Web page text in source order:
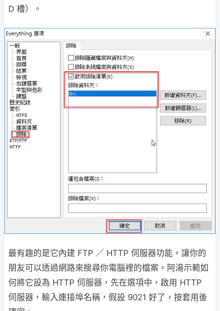
D 槽）。
最有趣的是它內建 FTP ／ HTTP 伺服器功能，讓你的
朋友可以透過網路來搜尋你電腦裡的檔案。阿湯示範如
何將它設為 HTTP 伺服器，先在選項中，啟用 HTTP
伺服器，輸入連接埠名稱，假設 9021 好了，按套用後